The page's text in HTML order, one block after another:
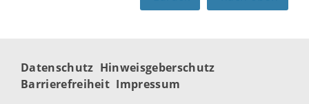
Datenschutz Hinweisgeberschutz
Barrierefreiheit Impressum